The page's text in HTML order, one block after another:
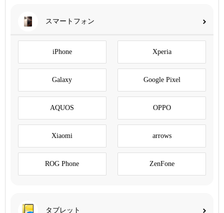
スマートフォン
iPhone Xperia
Galaxy Google Pixel
AQUOS OPPO
Xiaomi arrows
ROG Phone ZenFone
タブレット